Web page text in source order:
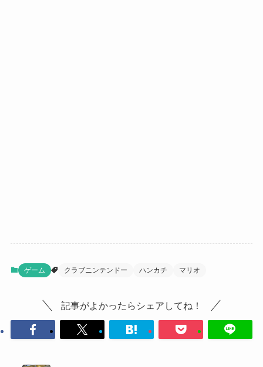
ゲーム クラブニンテンドー ハンカチ マリオ
記事がよかったらシェアしてね！